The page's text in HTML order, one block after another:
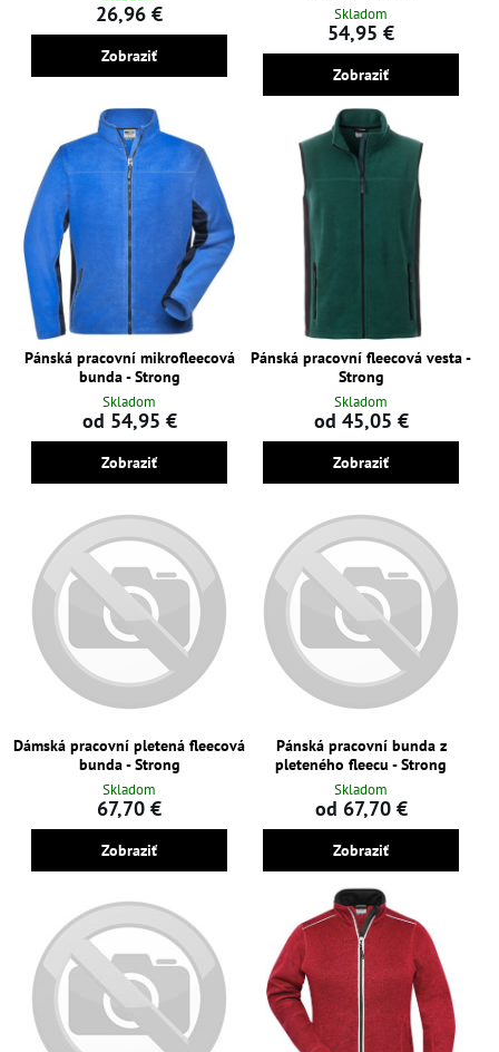
26,96 €
Zobraziť
Skladom
54,95 €
Zobraziť
Pánská pracovní mikrofleecová
bunda - Strong
Skladom
od 54,95 €
Zobraziť
Pánská pracovní fleecová vesta -
Strong
Skladom
od 45,05 €
Zobraziť
Dámská pracovní pletená fleecová
bunda - Strong
Skladom
67,70 €
Zobraziť
Pánská pracovní bunda z
pleteného fleecu - Strong
Skladom
od 67,70 €
Zobraziť